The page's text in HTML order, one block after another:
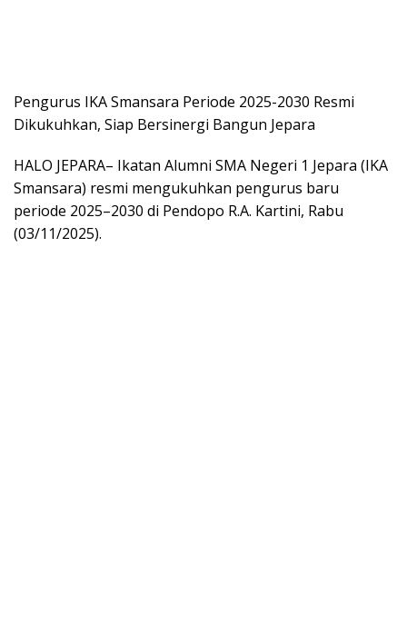
Pengurus IKA Smansara Periode 2025-2030 Resmi
Dikukuhkan, Siap Bersinergi Bangun Jepara
HALO JEPARA– Ikatan Alumni SMA Negeri 1 Jepara (IKA
Smansara) resmi mengukuhkan pengurus baru
periode 2025–2030 di Pendopo R.A. Kartini, Rabu
(03/11/2025).